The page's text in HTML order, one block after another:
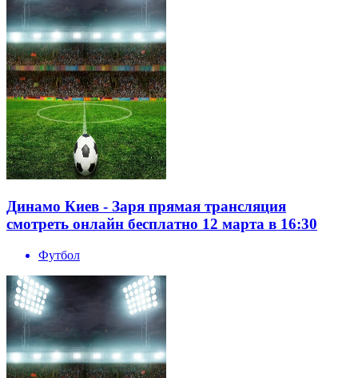
Динамо Киев - Заря прямая трансляция
смотреть онлайн бесплатно 12 марта в 16:30
Футбол